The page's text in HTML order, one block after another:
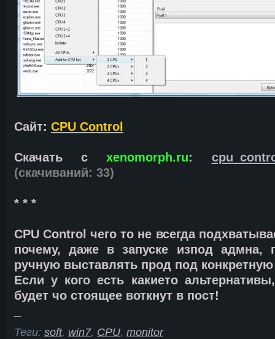
Сайт: CPU Control
Скачать сxenomorph.ru:
(cкачиваний: 33)
* * *
CPU Control чего то не всегда
почему, даже в запуске изпод адмна,
ручную выставлять прод под конкретную
Если у кого есть какието
будет чо стоящее воткнут в пост!
Теги: soft, win7, CPU, monitor